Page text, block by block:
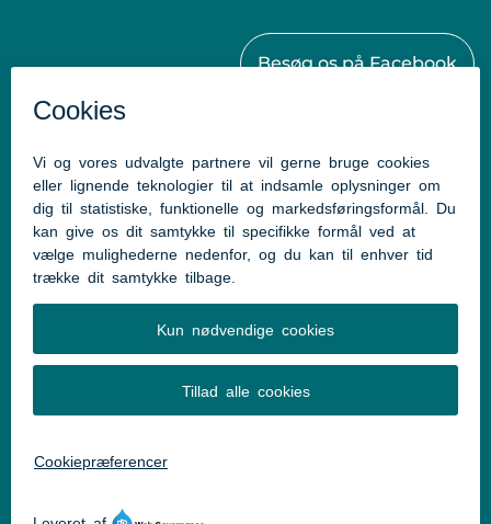
Aabenraa Kommunes Sundhedscenter
Østergade 61-63
6230 Rødekro
Tlf: 73 76 88 88
Mail:sundhedscenter@aabenraa.dk
Genveje
Tilgængelighedserklæring
Besøg os på Facebook